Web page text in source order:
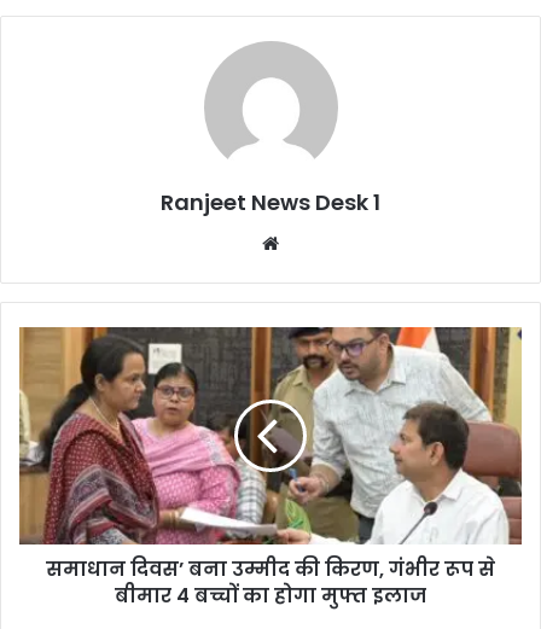
Ranjeet News Desk 1
te
समाधान दिवस’ बना उम्मीद की किरण, गंभीर रूप से
बीमार 4 बच्चों का होगा मुफ्त इलाज